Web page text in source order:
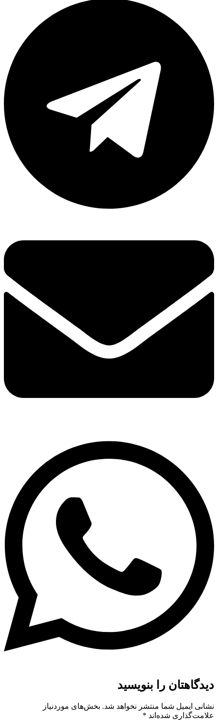
دیدگاهتان را بنویسید
نشانی ایمیل شما منتشر نخواهد شد. بخش‌های موردنیاز
علامت‌گذاری شده‌اند *